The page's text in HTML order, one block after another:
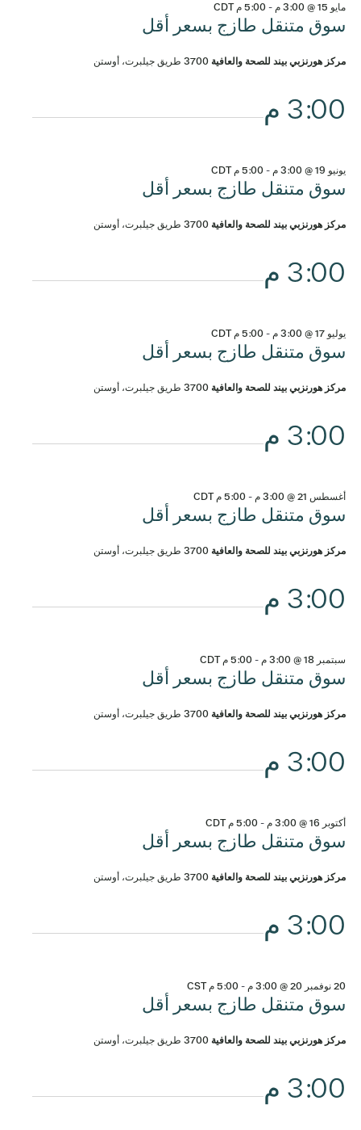
سوق متنقل طازج بسعر أقل
مايو 15 @ 3:00 م -5:00 م CDT
مركز هورنزبي بيند للصحة والعافية3700 طريق جيلبرت، أوستن
3:00 م
سوق متنقل طازج بسعر أقل
يونيو 19 @ 3:00 م -5:00 م CDT
مركز هورنزبي بيند للصحة والعافية3700 طريق جيلبرت، أوستن
3:00 م
سوق متنقل طازج بسعر أقل
يوليو 17 @ 3:00 م -5:00 م CDT
مركز هورنزبي بيند للصحة والعافية3700 طريق جيلبرت، أوستن
3:00 م
سوق متنقل طازج بسعر أقل
أغسطس 21 @ 3:00 م -5:00 م CDT
مركز هورنزبي بيند للصحة والعافية3700 طريق جيلبرت، أوستن
3:00 م
سوق متنقل طازج بسعر أقل
سبتمبر 18 @ 3:00 م -5:00 م CDT
مركز هورنزبي بيند للصحة والعافية3700 طريق جيلبرت، أوستن
3:00 م
سوق متنقل طازج بسعر أقل
أكتوبر 16 @ 3:00 م -5:00 م CDT
مركز هورنزبي بيند للصحة والعافية3700 طريق جيلبرت، أوستن
3:00 م
سوق متنقل طازج بسعر أقل
20 نوفمبر 20 @ 3:00 م -5:00 م CST
مركز هورنزبي بيند للصحة والعافية3700 طريق جيلبرت، أوستن
3:00 م